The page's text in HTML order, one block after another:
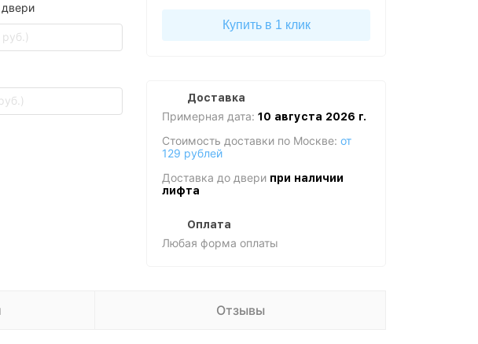
Купить в 1 клик
Доставка
Примерная дата: 10 августа 2026 г.
Стоимость доставки по Москве: от
129 рублей
Доставка до двери при наличии
лифта
Оплата
Любая форма оплаты
Отзывы